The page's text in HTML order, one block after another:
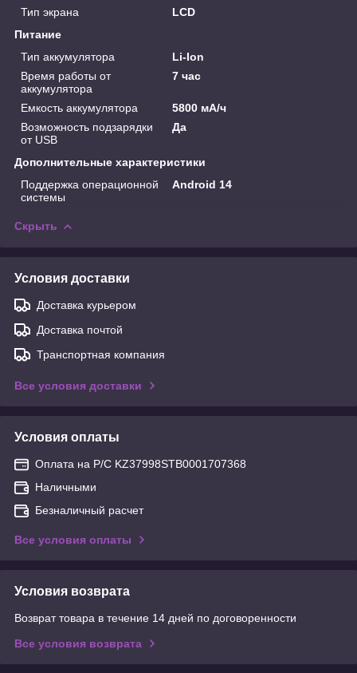
Тип экрана
LCD
Питание
Тип аккумулятора
Li-Ion
Время работы от
аккумулятора
7 час
Емкость аккумулятора
5800 мА/ч
Возможность подзарядки
от USB
Да
Дополнительные характеристики
Поддержка операционной
системы
Android 14
Скрыть
Условия доставки
Доставка курьером
Доставка почтой
Транспортная компания
Все условия доставки
Условия оплаты
Оплата на Р/С KZ37998STB0001707368
Наличными
Безналичный расчет
Все условия оплаты
Условия возврата
Возврат товара в течение 14 дней по договоренности
Все условия возврата